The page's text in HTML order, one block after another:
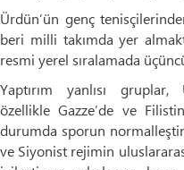
Ürdün’ün genç
beri milli takımda yer
resmi yerel sıralamada
Yaptırım yanlısı
özellikle Gazze’de ve
durumda sporun
ve Siyonist rejimin